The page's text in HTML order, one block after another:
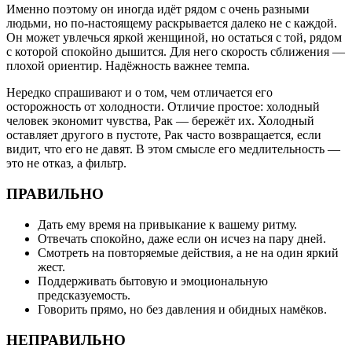
Именно поэтому он иногда идёт рядом с очень разными
людьми, но по-настоящему раскрывается далеко не с каждой.
Он может увлечься яркой женщиной, но остаться с той, рядом
с которой спокойно дышится. Для него скорость сближения —
плохой ориентир. Надёжность важнее темпа.
Нередко спрашивают и о том, чем отличается его
осторожность от холодности. Отличие простое: холодный
человек экономит чувства, Рак — бережёт их. Холодный
оставляет другого в пустоте, Рак часто возвращается, если
видит, что его не давят. В этом смысле его медлительность —
это не отказ, а фильтр.
ПРАВИЛЬНО
Дать ему время на привыкание к вашему ритму.
Отвечать спокойно, даже если он исчез на пару дней.
Смотреть на повторяемые действия, а не на один яркий
жест.
Поддерживать бытовую и эмоциональную
предсказуемость.
Говорить прямо, но без давления и обидных намёков.
НЕПРАВИЛЬНО